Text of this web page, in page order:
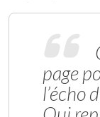
page
l’écho